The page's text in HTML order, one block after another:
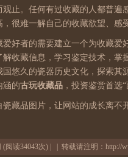
止。任何有过收藏的人都普
很难一解自己的收藏欲望、感
好者的需要建立一个为收藏
收藏信息，学习鉴定技术，
悠久的瓷器历史文化，探索
涵的古玩收藏品 ，投资鉴赏首选
藏品图片，让网站的成长离
(阅读34043次) | | 转载请注明： http://